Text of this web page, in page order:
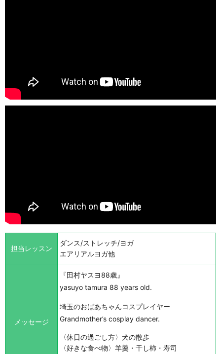
担当レッスン
ダンス/ストレッチ/ヨガ
エアリアルヨガ他
メッセージ
『田村ヤスヨ88歳』
yasuyo tamura 88 years old.
埼玉のおばあちゃんコスプレイヤー
Grandmother’s cosplay dancer.
〈休日の過ごし方〉犬の散歩
〈好きな食べ物〉羊羹・干し柿・寿司